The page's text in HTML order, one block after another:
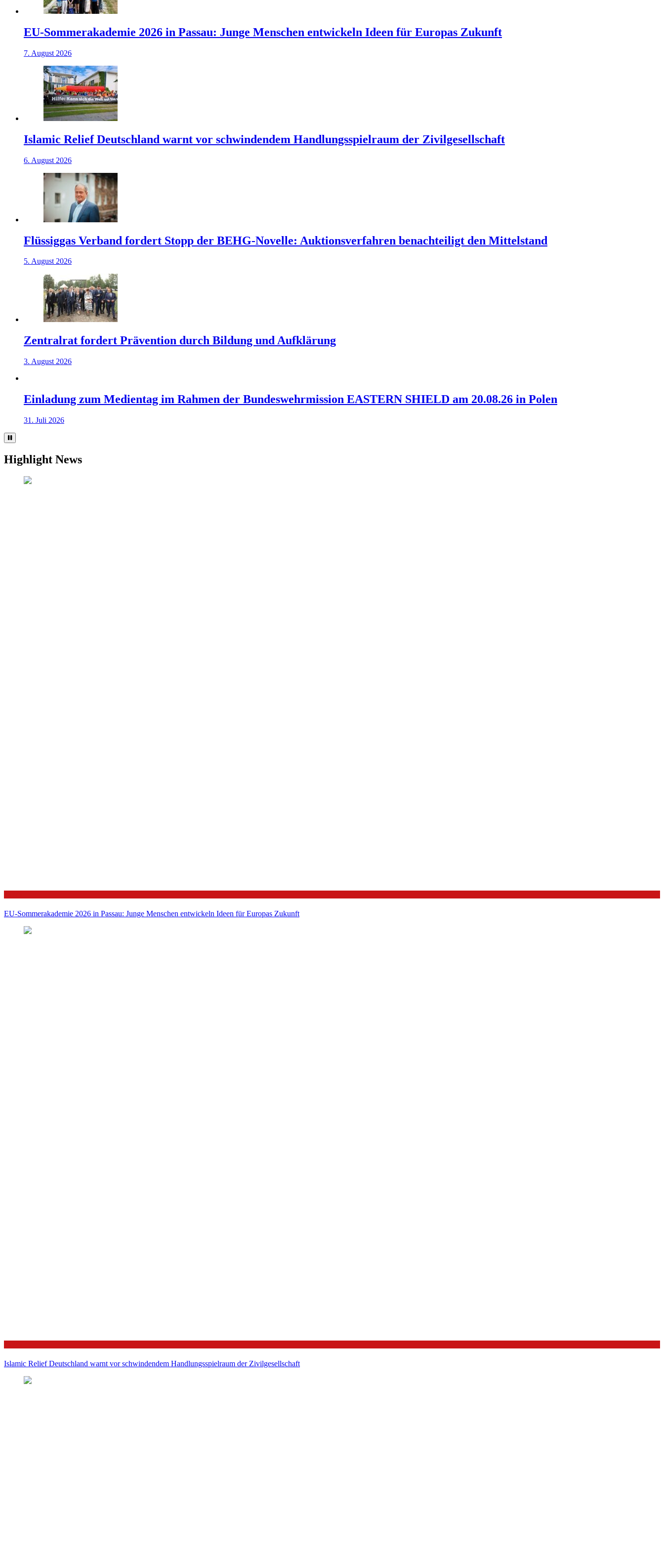
EU-Sommerakademie 2026 in Passau: Junge Menschen entwickeln Ideen für Europas Zukunft
7. August 2026
Islamic Relief Deutschland warnt vor schwindendem Handlungsspielraum der Zivilgesellschaft
6. August 2026
Flüssiggas Verband fordert Stopp der BEHG-Novelle: Auktionsverfahren benachteiligt den Mittelstand
5. August 2026
Zentralrat fordert Prävention durch Bildung und Aufklärung
3. August 2026
Einladung zum Medientag im Rahmen der Bundeswehrmission EASTERN SHIELD am 20.08.26 in Polen
31. Juli 2026
Highlight News
EU-Sommerakademie 2026 in Passau: Junge Menschen entwickeln Ideen für Europas Zukunft
Islamic Relief Deutschland warnt vor schwindendem Handlungsspielraum der Zivilgesellschaft